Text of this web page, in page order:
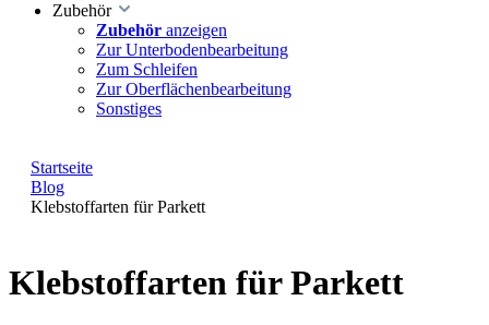
Zubehör
Zubehör anzeigen
Zur Unterbodenbearbeitung
Zum Schleifen
Zur Oberflächenbearbeitung
Sonstiges
Startseite
Blog
Klebstoffarten für Parkett
Klebstoffarten für Parkett